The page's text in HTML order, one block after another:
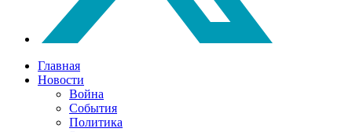
Главная
Новости
Война
События
Политика